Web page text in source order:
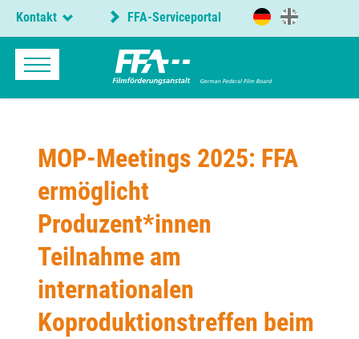
Kontakt FFA-Serviceportal
MOP-Meetings 2025: FFA
ermöglicht
Produzent*innen
Teilnahme am
internationalen
Koproduktionstreffen beim